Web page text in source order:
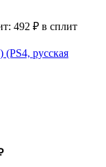
492 ₽ в сплит
русская